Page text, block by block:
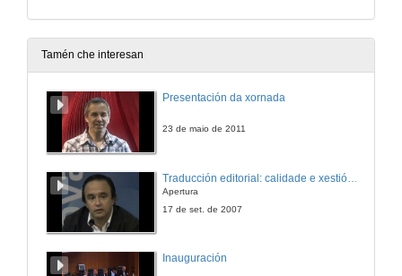
Tamén che interesan
Presentación da xornada
23 de maio de 2011
Apertura
17 de set. de 2007
Inauguración